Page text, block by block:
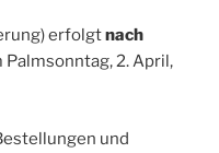
erfolgtnach
Palmsonntag, 2. April,
und